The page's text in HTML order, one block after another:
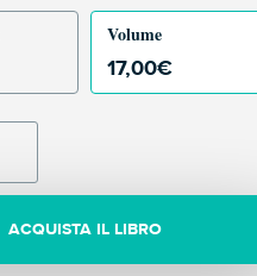
Volume
17,00€
ACQUISTA IL LIBRO